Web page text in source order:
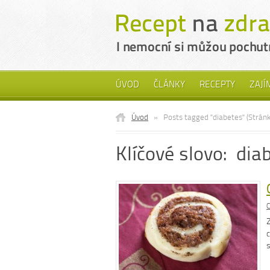
ÚVOD ČLÁNKY RECEPTY
Úvod » Posts tagged "diabetes"
Klíčové slovo: